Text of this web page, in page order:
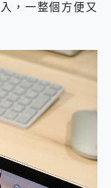
，一整個方便又